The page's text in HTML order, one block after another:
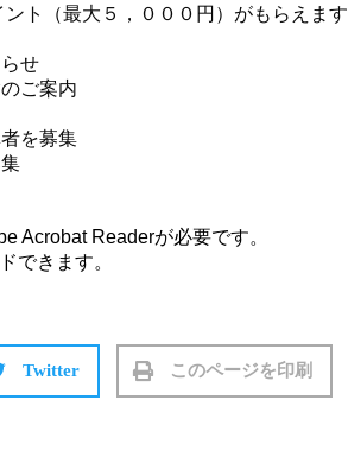
ト（最大５，０００円）がもらえます
せ
ご案内
を募集
Acrobat Readerが必要です。
できます。
Twitter このページを印刷